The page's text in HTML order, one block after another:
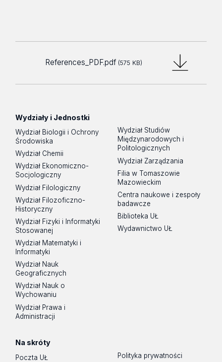
References_PDF.pdf (575 KB)
Wydziały i Jednostki
Wydział Biologii i Ochrony
Środowiska
Wydział Chemii
Wydział Ekonomiczno-
Socjologiczny
Wydział Filologiczny
Wydział Filozoficzno-
Historyczny
Wydział Fizyki i Informatyki
Stosowanej
Wydział Matematyki i
Informatyki
Wydział Nauk
Geograficznych
Wydział Nauk o
Wychowaniu
Wydział Prawa i
Administracji
Wydział Studiów
Międzynarodowych i
Politologicznych
Wydział Zarządzania
Filia w Tomaszowie
Mazowieckim
Centra naukowe i zespoły
badawcze
Biblioteka UŁ
Wydawnictwo UŁ
Na skróty
Poczta UŁ Polityka prywatności